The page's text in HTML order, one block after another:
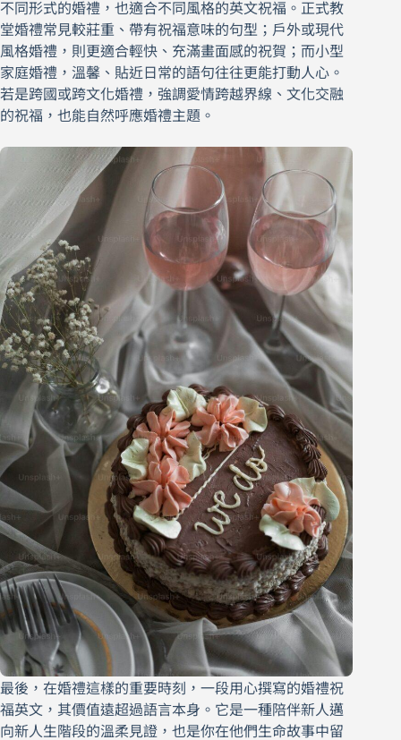
不同形式的婚禮，也適合不同風格的英文祝福。正式教
堂婚禮常見較莊重、帶有祝福意味的句型；戶外或現代
風格婚禮，則更適合輕快、充滿畫面感的祝賀；而小型
家庭婚禮，溫馨、貼近日常的語句往往更能打動人心。
若是跨國或跨文化婚禮，強調愛情跨越界線、文化交融
的祝福，也能自然呼應婚禮主題。
最後，在婚禮這樣的重要時刻，一段用心撰寫的婚禮祝
福英文，其價值遠超過語言本身。它是一種陪伴新人邁
向新人生階段的溫柔見證，也是你在他們生命故事中留